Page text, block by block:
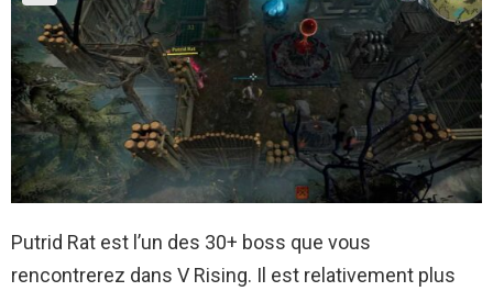
Putrid Rat est l’un des 30+ boss que vous
rencontrerez dans V Rising. Il est relativement plus